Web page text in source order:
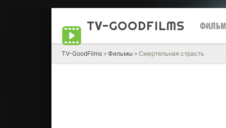
TV-GOODFILMS
TV-GoodFilms » Фильмы » Смертельная страсть